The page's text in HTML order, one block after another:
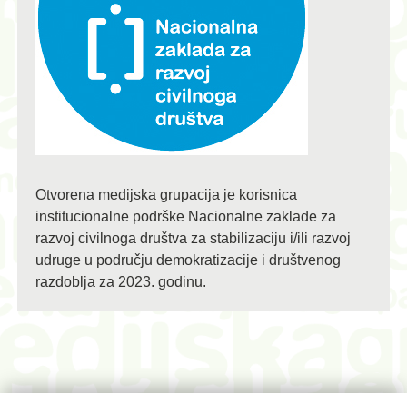
Otvorena medijska grupacija je korisnica
institucionalne podrške Nacionalne zaklade za
razvoj civilnoga društva za stabilizaciju i/ili razvoj
udruge u području demokratizacije i društvenog
razdoblja za 2023. godinu.